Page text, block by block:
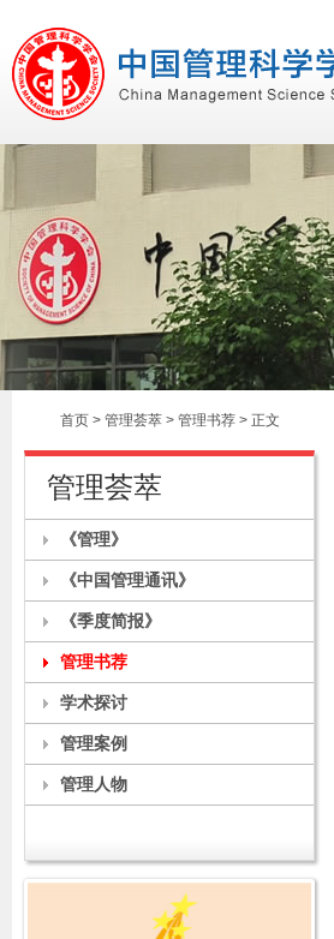
首页 > 管理荟萃 > 管理书荐 > 正文
管理荟萃
《管理》
《中国管理通讯》
《季度简报》
管理书荐
学术探讨
管理案例
管理人物